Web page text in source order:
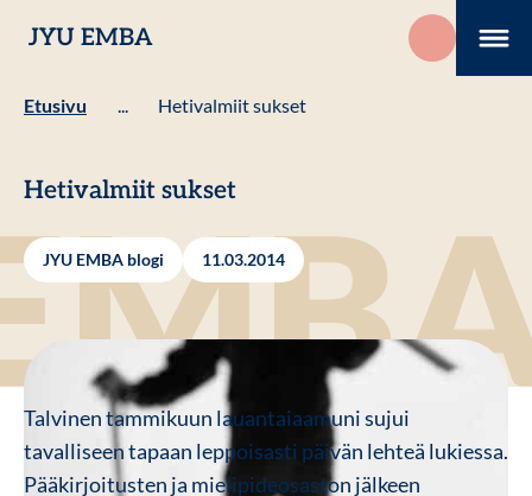
sisältöön
JYU EMBA
Etusivu ... Hetivalmiit sukset
Hetivalmiit sukset
JYU EMBA blogi 11.03.2014
Talvinen tammikuun lauantaiaamuni sujui
tavalliseen tapaan leppoisasti päivän lehteä lukiessa.
Pääkirjoitusten ja mielipideosaston jälkeen